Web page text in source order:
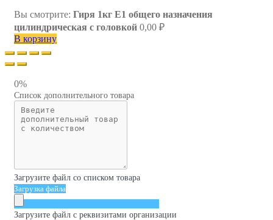
Вы смотрите: Гиря 1кг E1 общего назначения
цилиндрическая с головкой 0,00 ₽
В корзину
0%
Список дополнительного товара
Загрузите файл со списком товара
Загрузка файла
Загрузите файл с реквизитами организации